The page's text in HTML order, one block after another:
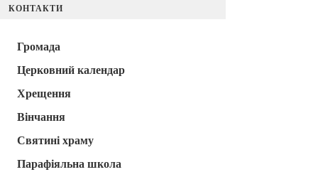
КОНТАКТИ
Громада
Церковний календар
Хрещення
Вінчання
Святині храму
Парафіяльна школа